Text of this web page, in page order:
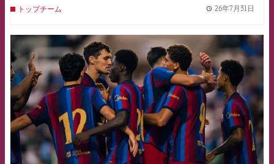
トップチーム 26年7月31日
FCB Barcelona badge